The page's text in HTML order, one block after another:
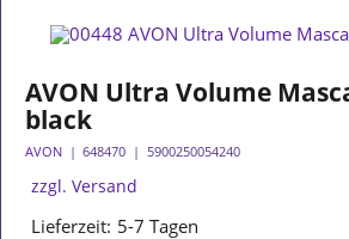
AVON Ultra Volume
black
AVON 648470 5900250054240
zzgl. Versand
Lieferzeit: 5-7 Tagen